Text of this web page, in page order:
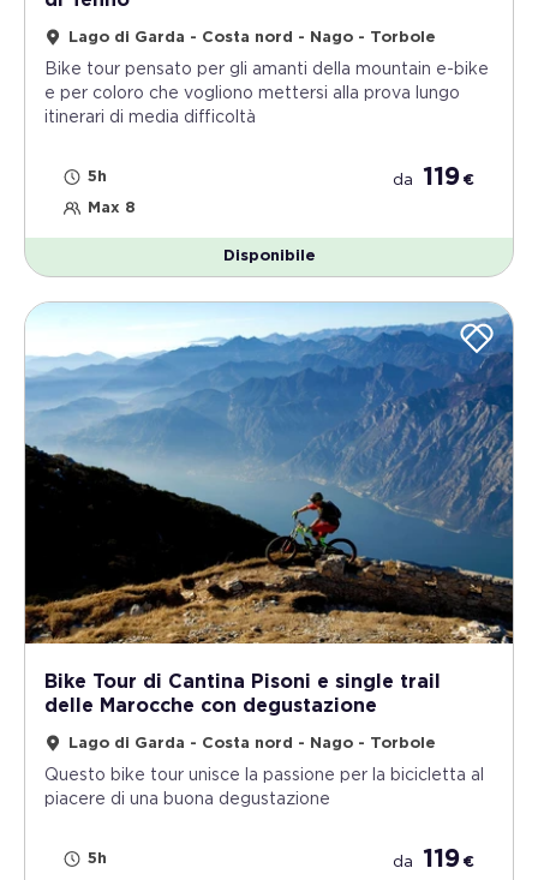
Lago di Garda - Costa nord - Nago - Torbole
Bike tour pensato per gli amanti della mountain e-bike
e per coloro che vogliono mettersi alla prova lungo
itinerari di media difficoltà
5h
Max 8
da 119 €
Disponibile
Bike Tour di Cantina Pisoni e single trail
delle Marocche con degustazione
Lago di Garda - Costa nord - Nago - Torbole
Questo bike tour unisce la passione per la bicicletta al
piacere di una buona degustazione
5h
da 119 €